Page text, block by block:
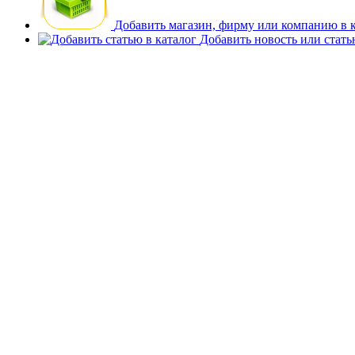
Добавить магазин, фирму или компанию в
Добавить новость или